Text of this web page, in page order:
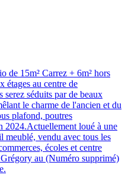
de 15m² Carrez + 6m² hors
étages au centre de
séduits par de beaux
le charme de l'ancien et du
plafond, poutres
2024.Actuellement loué à une
meublé, vendu avec tous les
écoles et centre
au (Numéro supprimé)